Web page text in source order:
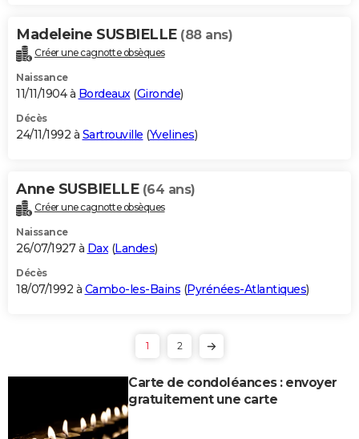
Madeleine SUSBIELLE (88 ans)
Créer une cagnotte obsèques
Naissance
11/11/1904 à Bordeaux(Gironde)
Décès
24/11/1992 à Sartrouville (Yvelines)
Anne SUSBIELLE (64 ans)
Créer une cagnotte obsèques
Naissance
26/07/1927 à Dax (Landes)
Décès
18/07/1992 à Cambo-les-Bains (Pyrénées-Atlantiques)
1 2
Carte de condoléances : envoyer
gratuitement une carte